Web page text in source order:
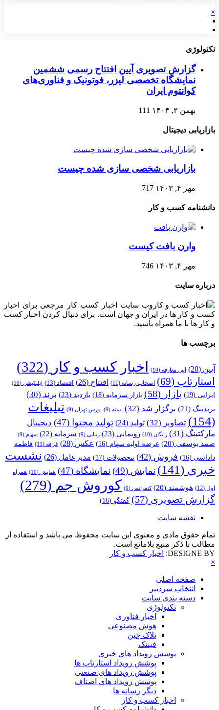
×
تکنولوژی
گزارش تصویری آیین افتتاح رسمی ششمین
نمایشگاه تخصصی لیزر، فوتونیک و فناوری‌های
کوانتوم ایران
بهمن ۲, ۱۴۰۴ 111
بازاریابی دیجیتال
بازاریابی شخصی سازی شده چیست
مهر ۴, ۱۴۰۳ 717
دانشنامه کسب و کار
وارن بافت کیست
مهر ۴, ۱۴۰۳ 746
درباره سایت
وب سایت اخبار کسب کار مرجعی برای اخبار
کسب و کار ها در ایران و جهان است. برای دنبال کردن اخبار کسب
و کار ها با ما همراه باشید.
برچسب ها
آیین (28) آیین معارفه (10) اخبار کسب و کار (322)
استارتاپ (69) اصحاب رسانه (11) افتتاح (26) اقتصاد (13) اپلیکیشن (10)
ایرانی (19) بازار (58) بازار سرمایه (18) بازدید (23) برند (30)
برندینگ (21) برگزار شد (32) بسته (9) بورس تهران (9)
تبلیغات
(154)
تصاویر (32) تولید (24) تولید محتوا (47)
دیجیتال
مارکتینگ (31) رایگان (10) رونمایی (23) زیبایی (9) سرمایه (22) سهام (9)
صمد یوسفی (20) عرضه اولیه سهام (16) عکس (28) غرفه (11)
فاطمه
داداشی (16) فروش (42) محصولات (17) مدیرعامل (26)
نشست
خبری (141) نمایش (49) نمایشگاه (47) همایش (10) همراه
اول (12) هوشمند (20) کنفرانس (9) کوروش جم (279)
گزارش تصویری (57) گفتگو (16)
نقشه سایت
تمام حقوق مادی و معنوی این سایت محفوظ می باشد و استفاده از
مطالب با ذکر منبع بلامانع است.
DESIGNE BY:
اخبار کسب و کار
×
صفحه اصلی
انتخاب سردبیر
دسته بندی سایت
تکنولوژی
اخبار فناوری
هوش مصنوعی
بلاک چین
فینتک
پوشش رویداد های خبری
پوشش رویداد استارتاپ ها
پوشش رویداد های صنعتی
پوشش رویداد های اصناف
دیگر رسانه ها
اخبار کسب و کار